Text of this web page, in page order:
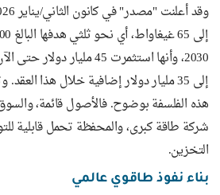
إلى 35 مليار دولار إضافية خلال هذا
هذه الفلسفة بوضوح. فالأصول قائمة،
شركة طاقة كبرى، والمحفظة تحمل قابلية
التخزين.
بناء نفوذ طاقوي عالمي